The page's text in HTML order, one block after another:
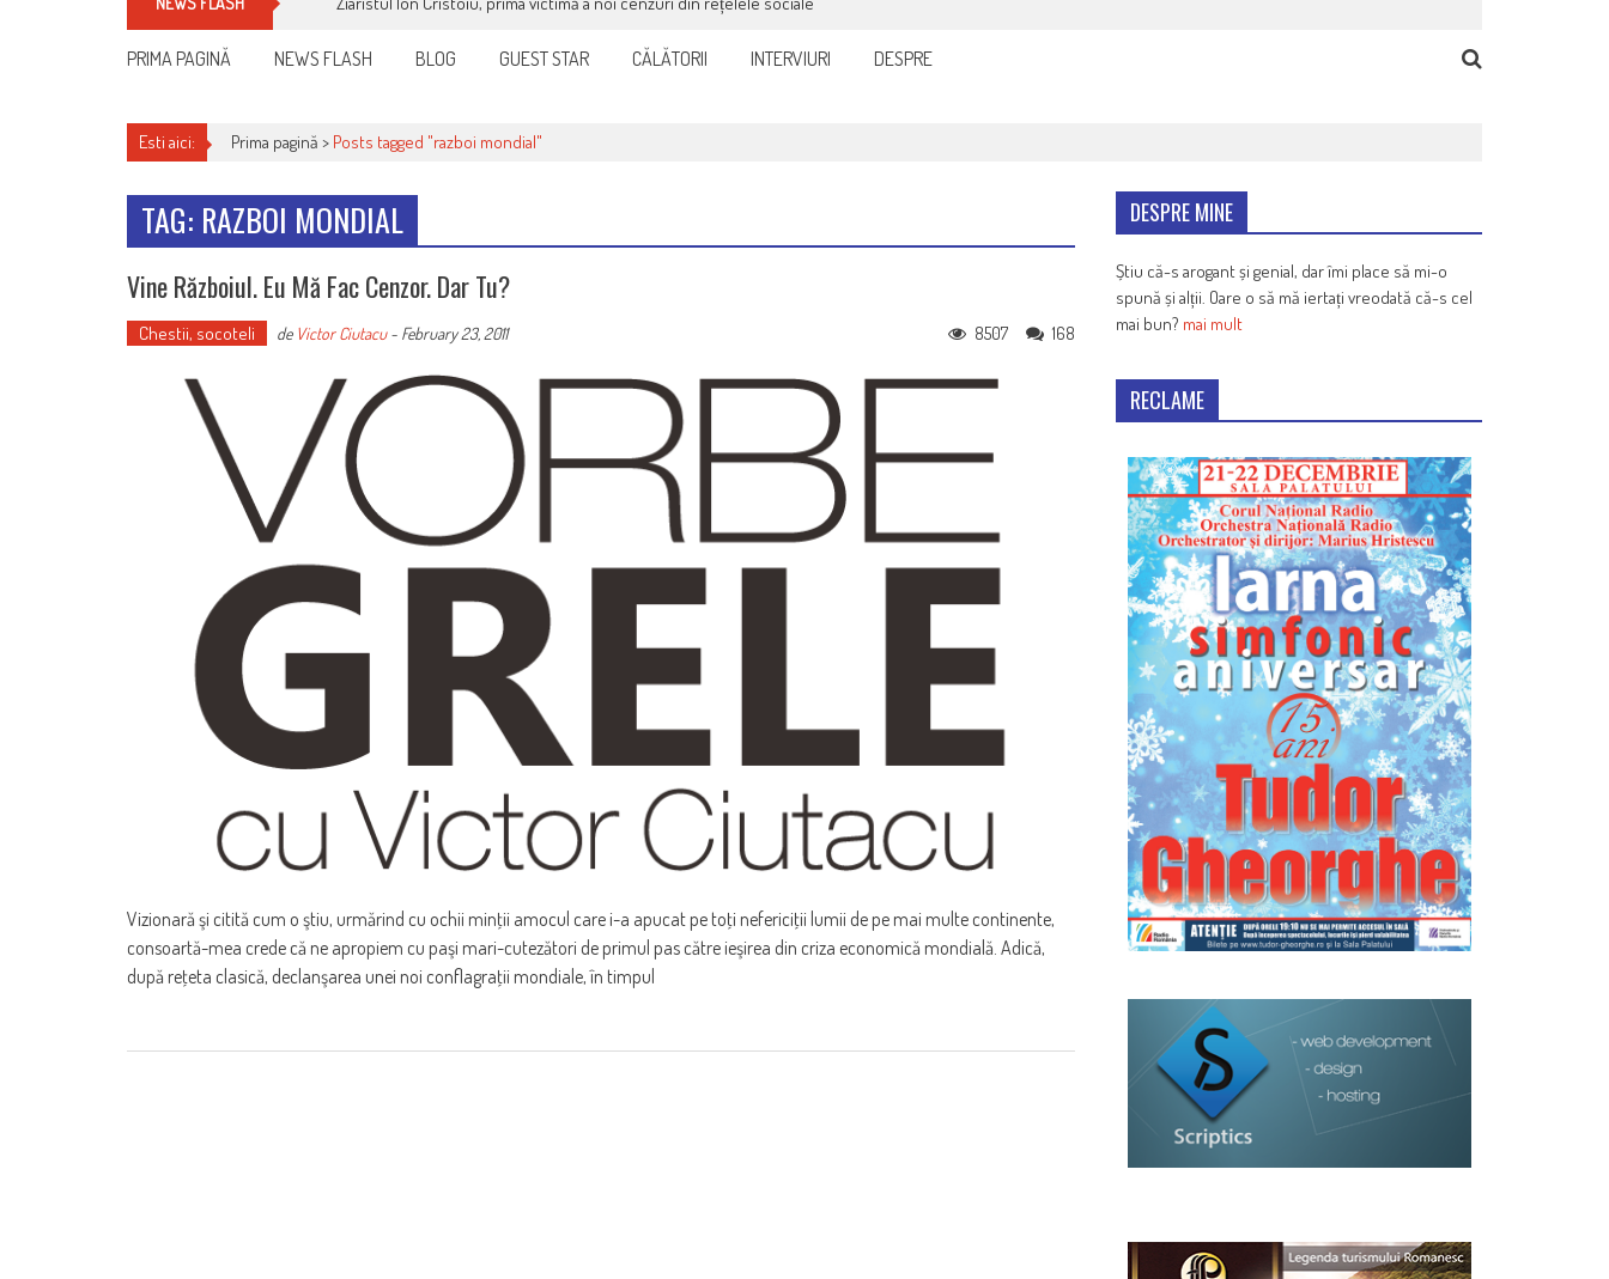
PRIMA PAGINĂ NEWS FLASH BLOG GUEST STAR CĂLĂTORII INTERVIURI DESPRE
Esti aici: Prima pagină > Posts tagged "razboi mondial"
TAG: RAZBOI MONDIAL
Vine Războiul. Eu Mă Fac Cenzor. Dar Tu?
Chestii, socoteli de Victor Ciutacu- February 23, 2011 168
8507
Vizionară şi citită cum o ştiu, urmărind cu ochii minţii amocul care i-a apucat pe toţi nefericiţii lumii de pe mai multe continente,
consoartă-mea crede că ne apropiem cu paşi mari-cutezători de primul pas către ieşirea din criza economică mondială. Adică,
după reţeta clasică, declanşarea unei noi conflagraţii mondiale, în timpul
DESPRE MINE
Știu că-s arogant și genial, dar îmi place să mi-o
spună și alții. Oare o să mă iertați vreodată că-s cel
mai bun? mai mult
RECLAME